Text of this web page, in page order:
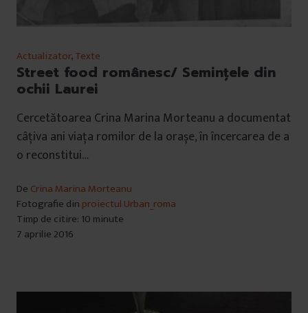
Actualizator,Texte
Street food românesc/ Semințele din
ochii Laurei
Cercetătoarea Crina Marina Morteanu a documentat
câțiva ani viața romilor de la orașe, în încercarea de a
o reconstitui…
De Crina Marina Morteanu
Fotografie din proiectul Urban_roma
Timp de citire: 10 minute
7 aprilie 2016